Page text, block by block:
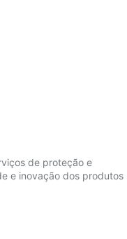
de proteção e
e inovação dos produtos